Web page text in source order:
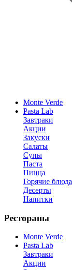
Monte Verde
Pasta Lab
Завтраки
Акции
Закуски
Салаты
Супы
Паста
Пицца
Горячие блюда
Десерты
Напитки
Рестораны
Monte Verde
Pasta Lab
Завтраки
Акции